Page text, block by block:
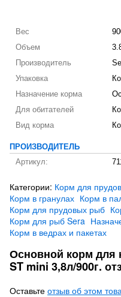
Вес
Объем
Производитель
Упаковка
Назначение корма
Для обитателей
Вид корма
ПРОИЗВОДИТЕЛЬ
Артикул:
Категории: Корм для
Корм в гранулах Корм в
Корм для прудовых рыб
Корм для рыб Sera
Корм в ведрах и пакетах
Основной корм для
ST mini 3,8л/900г.
Оставьте отзыв об этом